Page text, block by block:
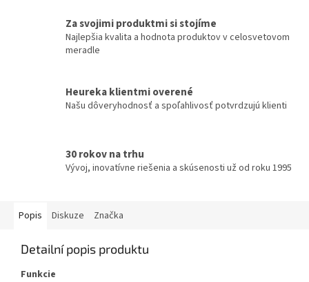
Za svojimi produktmi si stojíme
Najlepšia kvalita a hodnota produktov v celosvetovom
meradle
Heureka klientmi overené
Našu dôveryhodnosť a spoľahlivosť potvrdzujú klienti
30 rokov na trhu
Vývoj, inovatívne riešenia a skúsenosti už od roku 1995
Popis Diskuze Značka
Detailní popis produktu
Funkcie